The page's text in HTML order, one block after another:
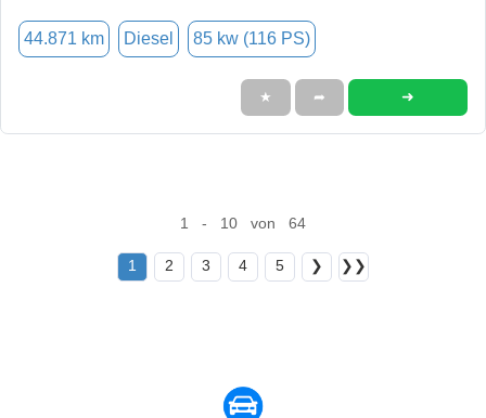
44.871 km Diesel 85 kw (116 PS)
★ ➦ ➜
1 - 10 von 64
1 2 3 4 5 ❯ ❯❯